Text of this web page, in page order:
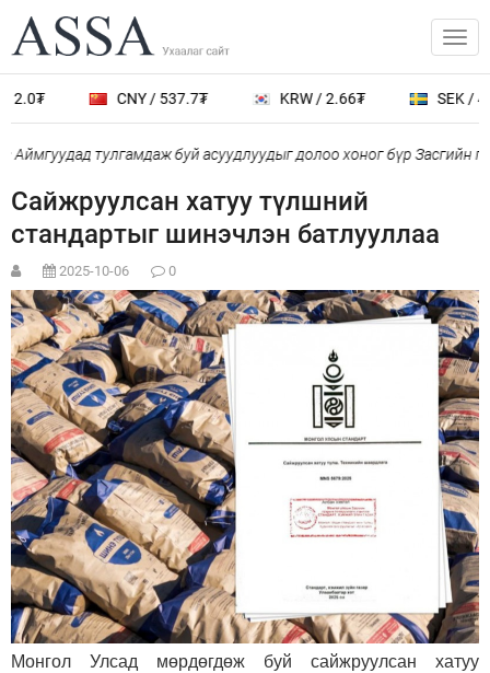
CNY / 537.7₮ KRW / 2.66₮ SEK /
тулгамдаж буй асуудлуудыг долоо хоног бүр Засгийн
Сайжруулсан хатуу түлшний
стандартыг шинэчлэн батлууллаа
2025-10-06 0
Монгол Улсад мөрдөгдөж буй сайжруулсан хатуу